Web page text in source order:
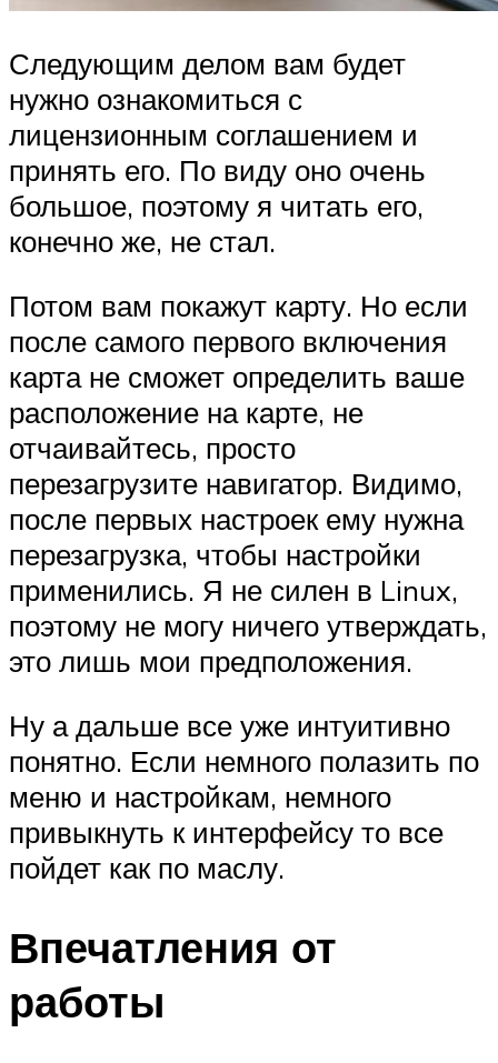
Следующим делом вам будет
нужно ознакомиться с
лицензионным соглашением и
принять его. По виду оно очень
большое, поэтому я читать его,
конечно же, не стал.
Потом вам покажут карту. Но если
после самого первого включения
карта не сможет определить ваше
расположение на карте, не
отчаивайтесь, просто
перезагрузите навигатор. Видимо,
после первых настроек ему нужна
перезагрузка, чтобы настройки
применились. Я не силен в Linux,
поэтому не могу ничего утверждать,
это лишь мои предположения.
Ну а дальше все уже интуитивно
понятно. Если немного полазить по
меню и настройкам, немного
привыкнуть к интерфейсу то все
пойдет как по маслу.
Впечатления от
работы